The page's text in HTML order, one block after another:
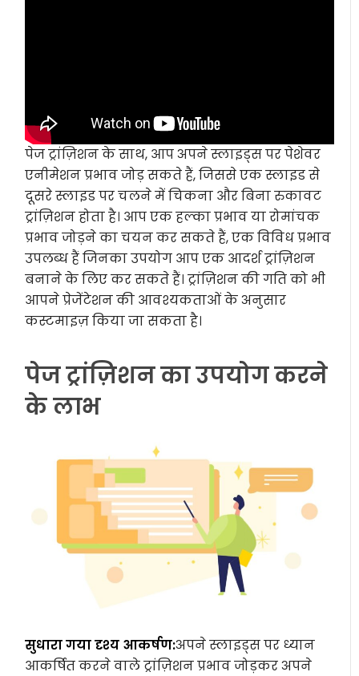
पेज ट्रांज़िशन के साथ, आप अपने स्लाइड्स पर पेशेवर
एनीमेशन प्रभाव जोड़ सकते हैं, जिससे एक स्लाइड से
दूसरे स्लाइड पर चलने में चिकना और बिना रुकावट
ट्रांज़िशन होता है। आप एक हल्का प्रभाव या रोमांचक
प्रभाव जोड़ने का चयन कर सकते हैं, एक विविध प्रभाव
उपलब्ध हैं जिनका उपयोग आप एक आदर्श ट्रांज़िशन
बनाने के लिए कर सकते हैं। ट्रांज़िशन की गति को भी
आपने प्रेजेंटेशन की आवश्यकताओं के अनुसार
कस्टमाइज़ किया जा सकता है।
पेज ट्रांज़िशन का उपयोग करने
के लाभ
सुधारा गया दृश्य आकर्षण:अपने स्लाइड्स पर ध्यान
आकर्षित करने वाले ट्रांज़िशन प्रभाव जोड़कर अपने